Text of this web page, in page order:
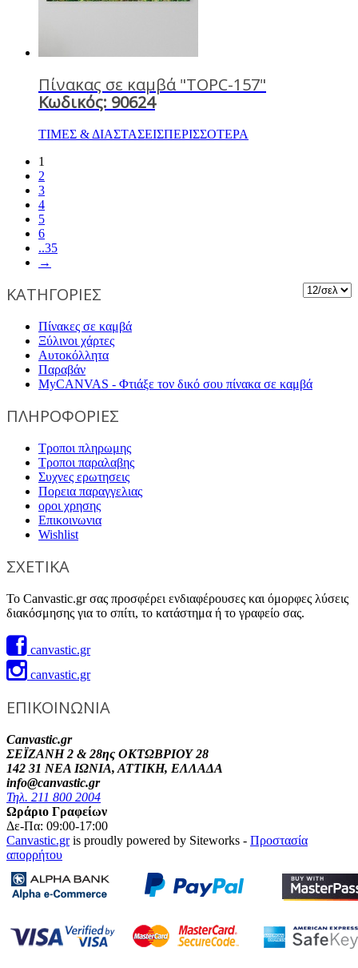
Πίνακας σε καμβά "TOPC-157"
Κωδικός: 90624
ΤΙΜΕΣ & ΔΙΑΣΤΑΣΕΙΣΠΕΡΙΣΣΟΤΕΡΑ
1
2
3
4
5
6
..35
→
ΚΑΤΗΓΟΡΙΕΣ
Πίνακες σε καμβά
Ξύλινοι χάρτες
Αυτοκόλλητα
Παραβάν
MyCANVAS - Φτιάξε τον δικό σου πίνακα σε καμβά
ΠΛΗΡΟΦΟΡΙΕΣ
Τροποι πληρωμης
Τροποι παραλαβης
Συχνες ερωτησεις
Πορεια παραγγελιας
οροι χρησης
Επικοινωνια
Wishlist
ΣΧΕΤΙΚΑ
Το Canvastic.gr σας προσφέρει ενδιαφέρουσες και όμορφες λύσεις
διακόσμησης για το σπίτι, το κατάστημα ή το γραφείο σας.
canvastic.gr
canvastic.gr
ΕΠΙΚΟΙΝΩΝΙΑ
Canvastic.gr
ΣΕΪΖΑΝΗ 2 & 28ης ΟΚΤΩΒΡΙΟΥ 28
142 31 ΝΕΑ ΙΩΝΙΑ, ΑΤΤΙΚΗ, ΕΛΛΑΔΑ
info@canvastic.gr
Τηλ. 211 800 2004
Ωράριο Γραφείων
Δε-Πα: 09:00-17:00
Canvastic.gris proudly powered by Siteworks - Προστασία
απορρήτου